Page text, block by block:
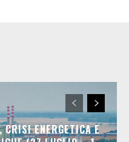
ENERGETICA E